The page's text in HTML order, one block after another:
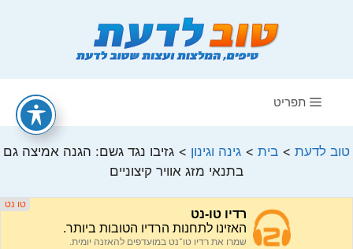
תפריט
טוב לדעת > בית > גינה וגינון > גזיבו נגד גשם: הגנה אמיצה גם
בתנאי מזג אוויר קיצוניים